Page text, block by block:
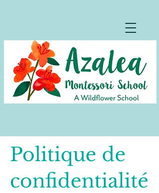
Politique de
confidentialité